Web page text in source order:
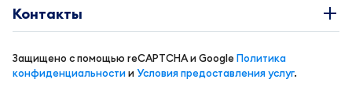
Буклеты
Визитки
Требования к макетам
Доставка и оплата
Контакты
info@coral-print.ru
Защищено с помощью reCAPTCHA и GoogleПолитика
конфиденциальностииУсловия предоставления услуг.